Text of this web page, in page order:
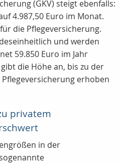
(GKV) steigt ebenfalls:
4.987,50 Euro im Monat.
die Pflegeversicherung.
und werden
59.850 Euro im Jahr
die Höhe an, bis zu der
erhoben
privatem
in der